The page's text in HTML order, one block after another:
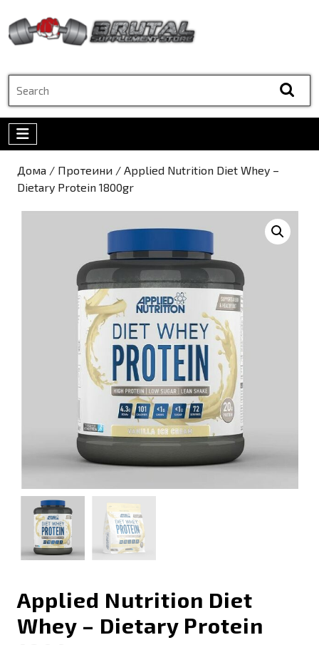
to
content
Menu
Дома / Протеини / Applied Nutrition Diet Whey –
Dietary Protein 1800gr
Applied Nutrition Diet
Whey – Dietary Protein